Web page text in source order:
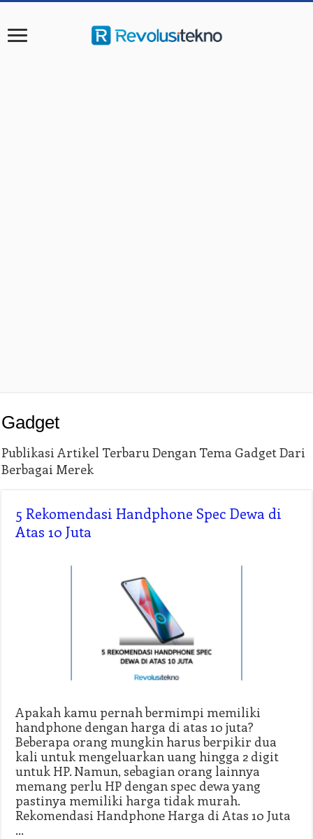
Gadget
Publikasi Artikel Terbaru Dengan Tema Gadget Dari
Berbagai Merek
5 Rekomendasi Handphone Spec Dewa di
Atas 10 Juta
Apakah kamu pernah bermimpi memiliki
handphone dengan harga di atas 10 juta?
Beberapa orang mungkin harus berpikir dua
kali untuk mengeluarkan uang hingga 2 digit
untuk HP. Namun, sebagian orang lainnya
memang perlu HP dengan spec dewa yang
pastinya memiliki harga tidak murah.
Rekomendasi Handphone Harga di Atas 10 Juta
…